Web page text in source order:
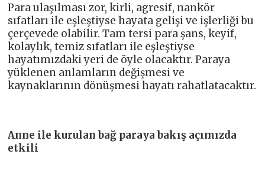
Para ulaşılması zor, kirli, agresif, nankör
sıfatları ile eşleştiyse hayata gelişi ve işlerliği bu
çerçevede olabilir. Tam tersi para şans, keyif,
kolaylık, temiz sıfatları ile eşleştiyse
hayatımızdaki yeri de öyle olacaktır. Paraya
yüklenen anlamların değişmesi ve
kaynaklarının dönüşmesi hayatı rahatlatacaktır.
Anne ile kurulan bağ paraya bakış açımızda
etkili